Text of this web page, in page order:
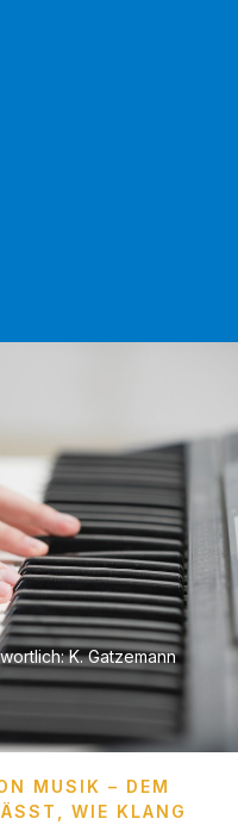
K. Gatzemann
MUSIK – DEM
WIE KLANG